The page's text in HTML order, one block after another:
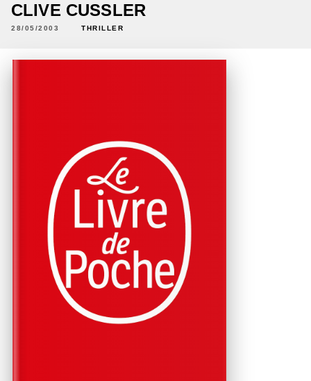
CLIVE CUSSLER
28/05/2003 THRILLER